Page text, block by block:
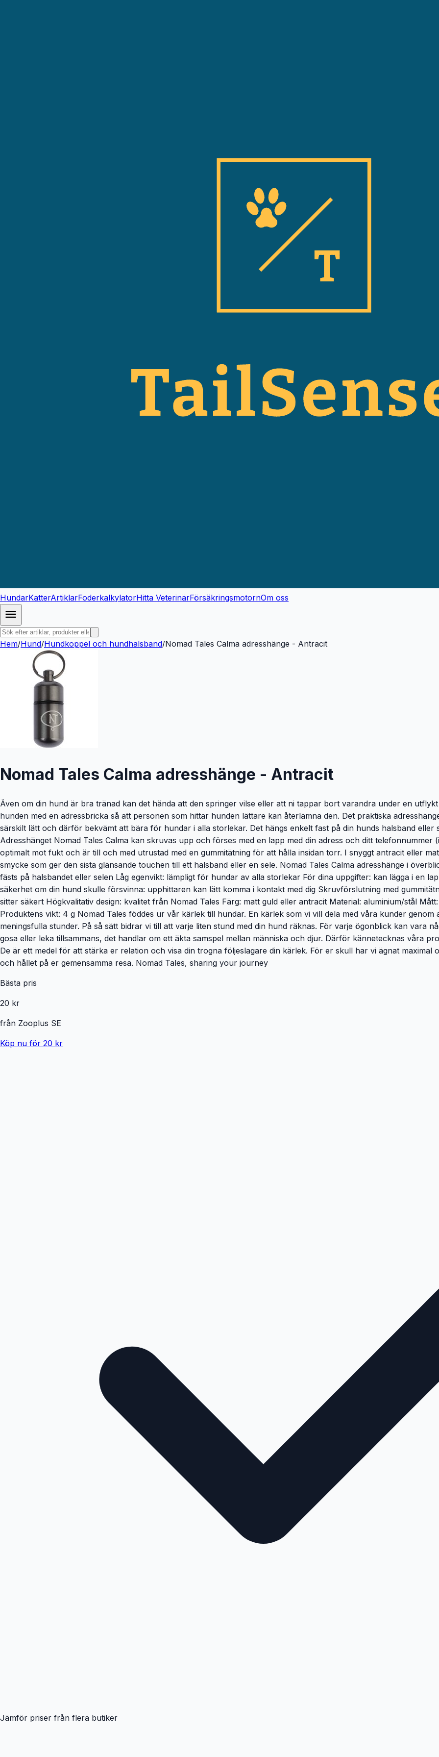
HundarKatterArtiklarFoderkalkylatorHitta VeterinärFörsäkringsmotornOm oss
Hem/Hund/Hundkoppel och hundhalsband/Nomad Tales Calma adresshänge - Antracit
Nomad Tales Calma adresshänge - Antracit
Även om din hund är bra tränad kan det hända att den springer vilse eller att ni tappar bort varandra under en
hunden med en adressbricka så att personen som hittar hunden lättare kan återlämna den. Det praktiska
särskilt lätt och därför bekvämt att bära för hundar i alla storlekar. Det hängs enkelt fast på din hunds halsband eller
Adresshänget Nomad Tales Calma kan skruvas upp och förses med en lapp med din adress och ditt
optimalt mot fukt och är till och med utrustad med en gummitätning för att hålla insidan torr. I snyggt antracit eller
smycke som ger den sista glänsande touchen till ett halsband eller en sele. Nomad Tales Calma adresshänge i
fästs på halsbandet eller selen Låg egenvikt: lämpligt för hundar av alla storlekar För dina uppgifter: kan lägga i en
säkerhet om din hund skulle försvinna: upphittaren kan lätt komma i kontakt med dig Skruvförslutning med
sitter säkert Högkvalitativ design: kvalitet från Nomad Tales Färg: matt guld eller antracit Material: aluminium/stål
Produktens vikt: 4 g Nomad Tales föddes ur vår kärlek till hundar. En kärlek som vi vill dela med våra kunder
meningsfulla stunder. På så sätt bidrar vi till att varje liten stund med din hund räknas. För varje ögonblick kan vara
gosa eller leka tillsammans, det handlar om ett äkta samspel mellan människa och djur. Därför kännetecknas våra
De är ett medel för att stärka er relation och visa din trogna följeslagare din kärlek. För er skull har vi ägnat
och hållet på er gemensamma resa. Nomad Tales, sharing your journey
Bästa pris
20 kr
från Zooplus SE
Köp nu för 20 kr
Jämför priser från flera butiker